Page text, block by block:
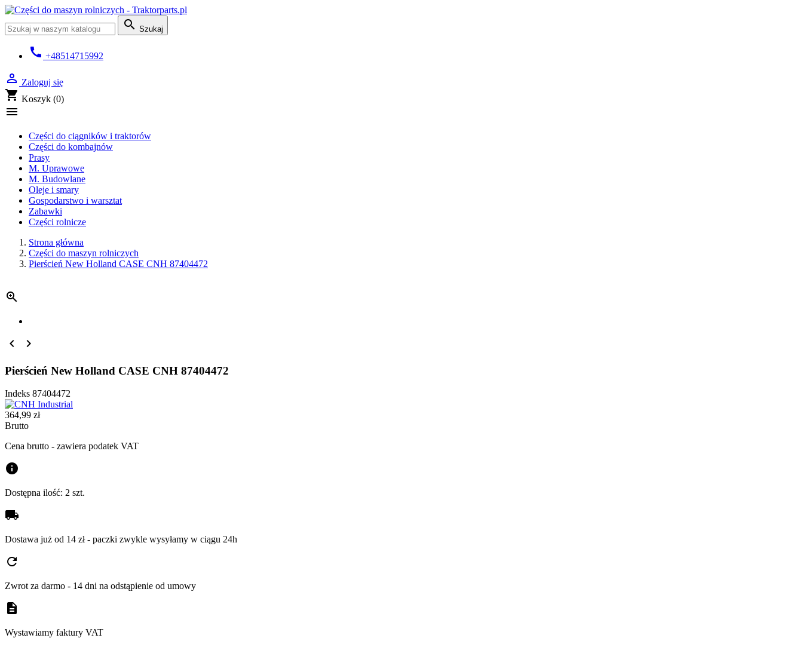
 Szukaj
call +48514715992
 Zaloguj się
shopping_cart Koszyk (0)

Części do ciągników i traktorów
Części do kombajnów
Prasy
M. Uprawowe
M. Budowlane
Oleje i smary
Gospodarstwo i warsztat
Zabawki
Części rolnicze
Strona główna
Części do maszyn rolniczych
Pierścień New Holland CASE CNH 87404472

 
Pierścień New Holland CASE CNH 87404472
Indeks 87404472
364,99 zł
Brutto
Cena brutto - zawiera podatek VAT
info
Dostępna ilość: 2 szt.
local_shipping
Dostawa już od 14 zł - paczki zwykle wysyłamy w ciągu 24h
refresh
Zwrot za darmo - 14 dni na odstąpienie od umowy
description
Wystawiamy faktury VAT